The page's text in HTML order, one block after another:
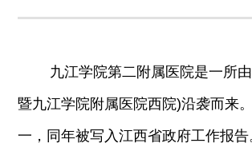
九江学院第二附属医院是一所
暨九江学院附属医院西院)沿袭而来
一，同年被写入江西省政府工作报